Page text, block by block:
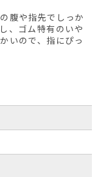
腹や指先でしっか
、ゴム特有のいや
いので、指にぴっ